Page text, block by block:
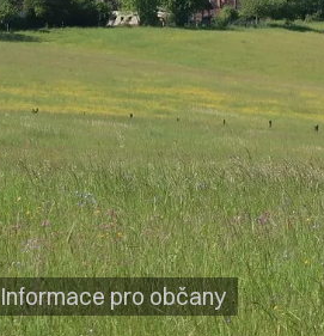
Informace pro občany